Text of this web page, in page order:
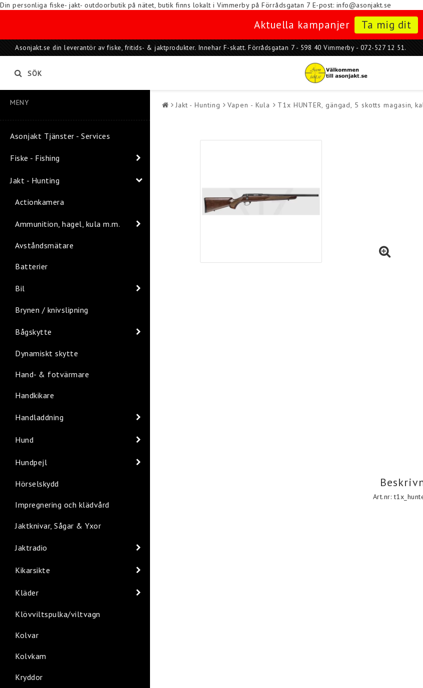
Din personliga fiske- jakt- outdoorbutik på nätet, butik finns lokalt i Vimmerby på Förrådsgatan 7 E-post: info@asonjakt.se
Aktuella kampanjer Ta mig dit
Asonjakt.se din leverantör av fiske, fritids- & jaktprodukter. Innehar F-skatt. Förrådsgatan 7 - 598 40 Vimmerby - 072-527 12 51.
SÖK
MENY
Asonjakt Tjänster - Services
Fiske - Fishing
Jakt - Hunting
Actionkamera
Ammunition, hagel, kula m.m.
Avståndsmätare
Batterier
Bil
Brynen / knivslipning
Bågskytte
Dynamiskt skytte
Hand- & fotvärmare
Handkikare
Handladdning
Hund
Hundpejl
Hörselskydd
Impregnering och klädvård
Jaktknivar, Sågar & Yxor
Jaktradio
Kikarsikte
Kläder
Klövviltspulka/viltvagn
Kolvar
Kolvkam
Kryddor
Jakt - Hunting Vapen - Kula T1x HUNTER, gängad, 5 skotts magasin,
Art.nr: